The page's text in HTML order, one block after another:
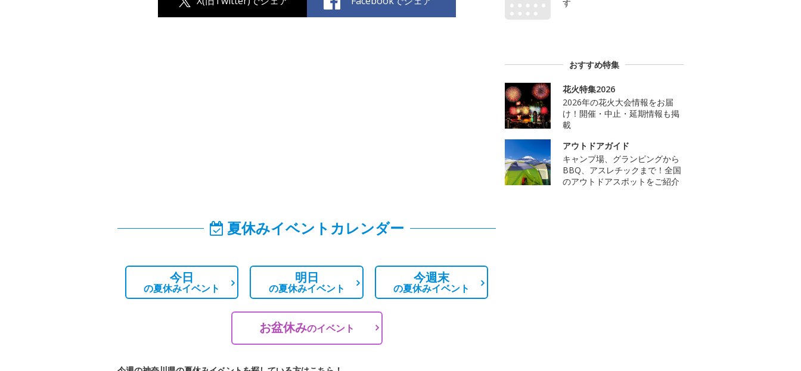
夏休みイベントカレンダー
今日
の夏休みイベント
明日
の夏休みイベント
今週末
の夏休みイベント
お盆休みのイベント
す
おすすめ特集
花火特集2026
2026年の花火大会情報をお届
け！開催・中止・延期情報も掲
載
アウトドアガイド
キャンプ場、グランピングから
BBQ、アスレチックまで！全国
のアウトドアスポットをご紹介